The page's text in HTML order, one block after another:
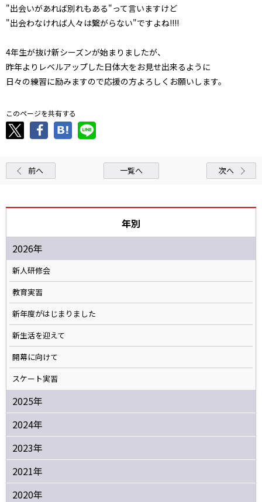
"出会いがあれば別れもある"って言いますけど
"出会わなければ人々は繋がらない"ですよね!!!!
4年生が抜け新シーズンが始まりましたが、
昨年よりレベルアップした日体大をお見せ出来るように
日々の練習に励みますので応援の方よろしくお願いします。
このページを共有する
前へ 一覧へ 次へ
年別
2026年
新人研修会
教育実習
新年度がはじまりました
新生活を迎えて
開幕に向けて
スケート実習
2025年
2024年
2023年
2021年
2020年